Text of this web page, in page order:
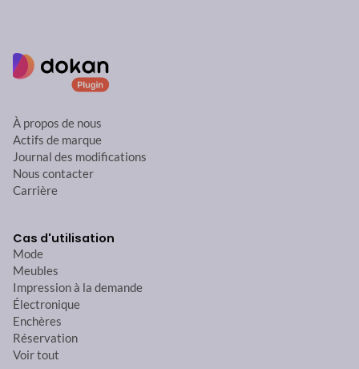
À propos de nous
Actifs de marque
Journal des modifications
Nous contacter
Carrière
Cas d'utilisation
Mode
Meubles
Impression à la demande
Électronique
Enchères
Réservation
Voir tout